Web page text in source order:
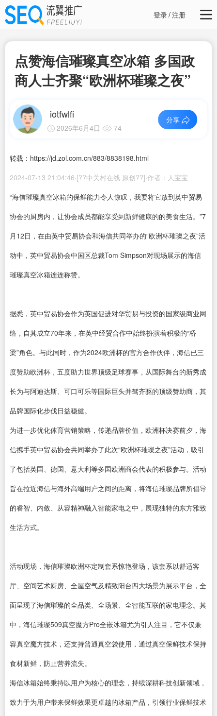
登录/注册
点赞海信璀璨真空冰箱 多国政
商人士齐聚“欧洲杯璀璨之夜”
iotfwlfi
2026年6月4日 74
分享
转载：https://jd.zol.com.cn/883/8838198.html
2024-07-13 21:04:46·[??中关村在线 原创??]·作者：人宝宝
“海信璀璨真空冰箱的保鲜能力令人惊叹，我要将它放到英中贸易
协会的厨房内， 让协会成员都能享受到新鲜健康的的美食生活。 ”7
月12日，在由英中贸易协会和海信共同举办的“欧洲杯璀璨之夜”活
动中，英中贸易协会中国区总裁Tom Simpson对现场展示的海信
璀璨真空冰箱连连称赞。
据悉，英中贸易协会作为英国促进对华贸易与投资的国家级商业网
络，自其成立70年来，在英中经贸合作中始终扮演着积极的“桥
梁”角色。与此同时，作为2024欧洲杯的官方合作伙伴，海信已三
度赞助欧洲杯，五度助力世界顶级足球赛事，从国际舞台的新秀成
长为与阿迪达斯、可口可乐等国际巨头并驾齐驱的顶级赞助商，其
品牌国际化步伐日益稳健。
为进一步优化体育营销策略，传递品牌价值，欧洲杯决赛前夕，海
信携手英中贸易协会共同举办了此次“欧洲杯璀璨之夜”活动，吸引
了包括英国、德国、意大利等多国欧洲商会代表的积极参与。活动
旨在拉近海信与海外高端用户之间的距离，将海信璀璨品牌所倡导
的睿智、内敛、从容精神融入智能家电之中，展现独特的东方雅致
生活方式。
活动现场，海信璀璨欧洲杯定制套系惊艳登场，该套系以舒适客
厅、空间艺术厨房、全屋空气及精致阳台四大场景为展示平台，全
面呈现了海信璀璨的全品类、全场景、全智能互联的家电理念。其
中，海信璀璨509真空魔方Pro全嵌冰箱尤为引人注目，它不仅兼
容真空魔方技术，还支持普通真空袋使用，通过真空保鲜技术保持
食材新鲜，防止营养流失。
海信冰箱始终秉持以用户为核心的理念，持续深耕科技创新领域，
致力于为用户带来保鲜效果更卓越的冰箱产品，引领行业保鲜技术